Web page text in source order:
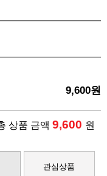
9,600원
상품 금액 9,600 원
관심상품